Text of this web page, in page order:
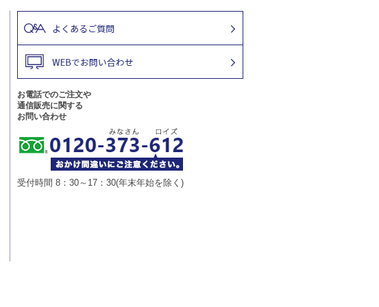
お電話でのご注文や
通信販売に関する
お問い合わせ
受付時間 8：30～17：30(年末年始を除く)